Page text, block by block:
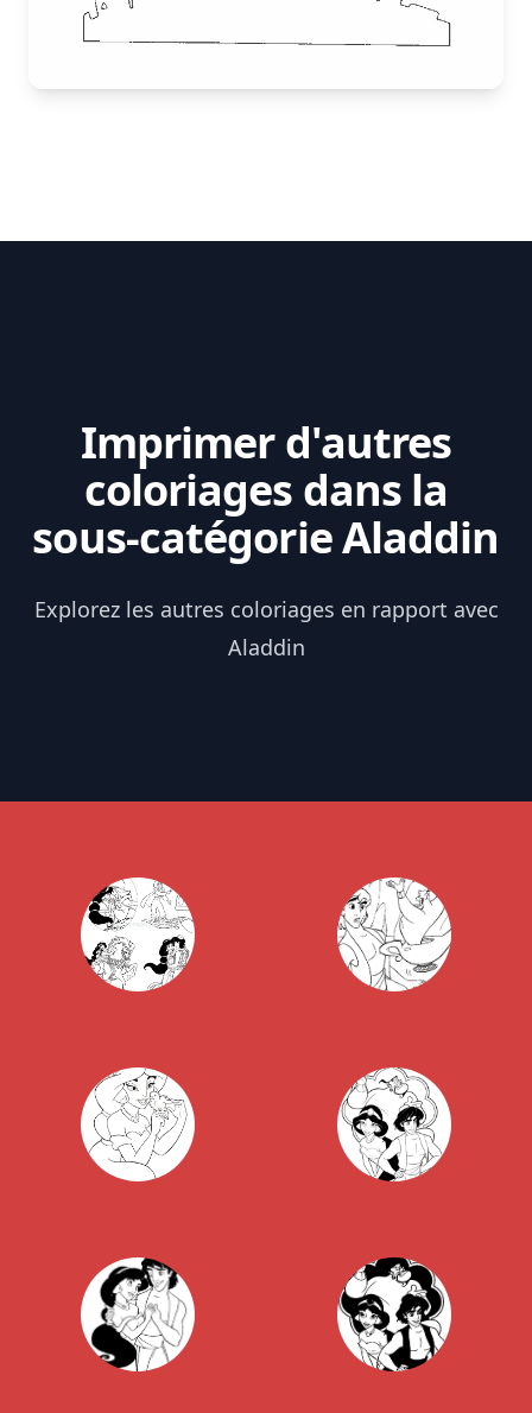
Imprimer d'autres
coloriages dans la
sous-catégorie Aladdin
Explorez les autres coloriages en rapport avec
Aladdin